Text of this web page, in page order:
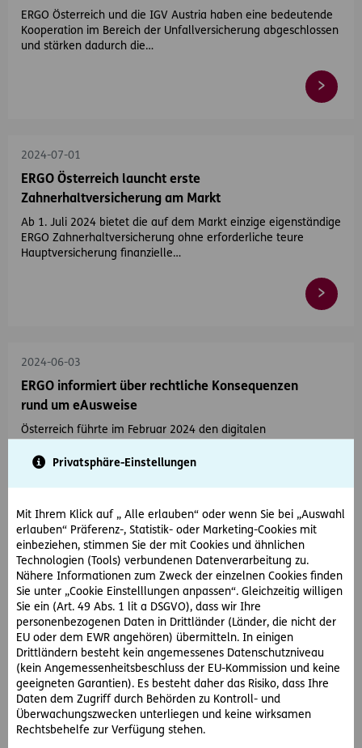
Privatsphäre-Einstellungen
Mit Ihrem Klick auf „ Alle erlauben“ oder wenn Sie bei „Auswahl
erlauben“ Präferenz-, Statistik- oder Marketing-Cookies mit
einbeziehen, stimmen Sie der mit Cookies und ähnlichen
Technologien (Tools) verbundenen Datenverarbeitung zu.
Nähere Informationen zum Zweck der einzelnen Cookies finden
Sie unter „Cookie Einstelllungen anpassen“. Gleichzeitig willigen
Sie ein (Art. 49 Abs. 1 lit a DSGVO), dass wir Ihre
personenbezogenen Daten in Drittländer (Länder, die nicht der
EU oder dem EWR angehören) übermitteln. In einigen
Drittländern besteht kein angemessenes Datenschutzniveau
(kein Angemessenheitsbeschluss der EU-Kommission und keine
geeigneten Garantien). Es besteht daher das Risiko, dass Ihre
Daten dem Zugriff durch Behörden zu Kontroll- und
Überwachungszwecken unterliegen und keine wirksamen
Rechtsbehelfe zur Verfügung stehen.
ERGO Österreich und die IGV Austria haben eine bedeutende
Kooperation im Bereich der Unfallversicherung abgeschlossen
und stärken dadurch die…
2024-07-01
ERGO Österreich launcht erste
Zahnerhaltversicherung am Markt
Ab 1. Juli 2024 bietet die auf dem Markt einzige eigenständige
ERGO Zahnerhaltversicherung ohne erforderliche teure
Hauptversicherung finanzielle…
2024-06-03
ERGO informiert über rechtliche Konsequenzen
rund um eAusweise
Österreich führte im Februar 2024 den digitalen
Konsequenzen,
2024-04-29
Wiener Bauordnungsnovelle 2023/2024
Im Juli 2024 wird die neue Bauordnungsnovelle in Kraft
treten. ERGO informiert über die neuen gesetzlichen
Regelungen zur Kurzzeitvermietung.